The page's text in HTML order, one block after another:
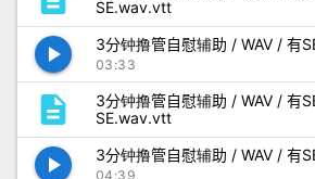
SE.wav.vtt
play_arrow 3分钟撸管自慰辅助 / WAV / 有
03:33
description
3分钟撸管自慰辅助 / WAV / 有
SE.wav.vtt
play_arrow 3分钟撸管自慰辅助 / WAV / 有
04:39